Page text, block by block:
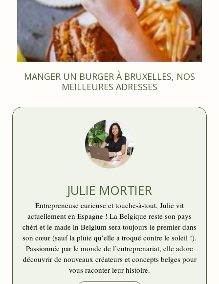
MANGER UN BURGER À BRUXELLES, NOS
MEILLEURES ADRESSES
JULIE MORTIER
Entrepreneuse curieuse et touche-à-tout, Julie vit
actuellement en Espagne ! La Belgique reste son pays
chéri et le made in Belgium sera toujours le premier dans
son cœur (sauf la pluie qu’elle a troqué contre le soleil !).
Passionnée par le monde de l’entreprenariat, elle adore
découvrir de nouveaux créateurs et concepts belges pour
vous raconter leur histoire.